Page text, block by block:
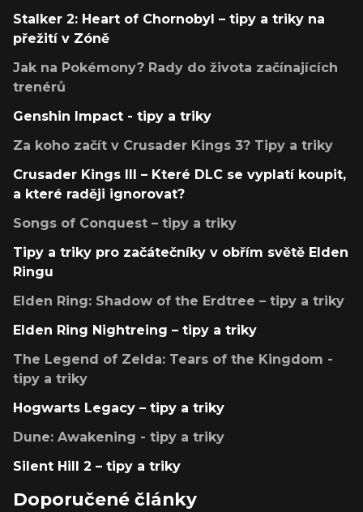
Stalker 2: Heart of Chornobyl – tipy a triky na
přežití v Zóně
Jak na Pokémony? Rady do života začínajících
trenérů
Genshin Impact - tipy a triky
Za koho začít v Crusader Kings 3? Tipy a triky
Crusader Kings III – Které DLC se vyplatí koupit,
a které raději ignorovat?
Songs of Conquest – tipy a triky
Tipy a triky pro začátečníky v obřím světě Elden
Ringu
Elden Ring: Shadow of the Erdtree – tipy a triky
Elden Ring Nightreing – tipy a triky
The Legend of Zelda: Tears of the Kingdom -
tipy a triky
Hogwarts Legacy – tipy a triky
Dune: Awakening - tipy a triky
Silent Hill 2 – tipy a triky
Doporučené články